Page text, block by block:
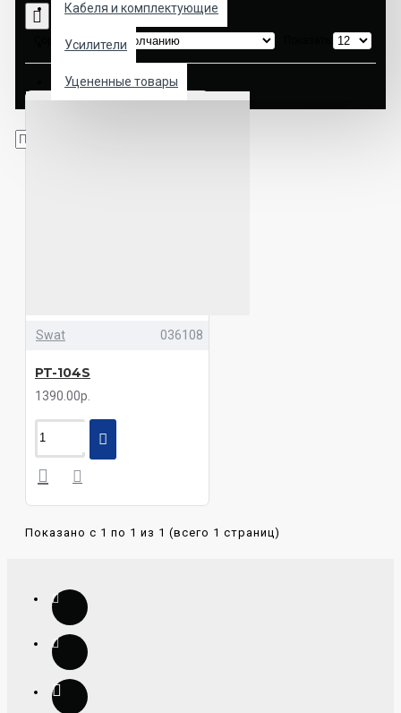
Кабеля и комплектующие
Усилители
Уцененные товары
Сортировка:
Swat 036108
PT-104S
1390.00р.
Показано с 1 по 1 из 1 (всего 1 страниц)